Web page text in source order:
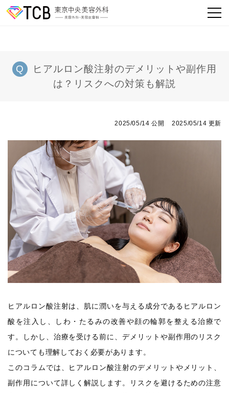
ヒアルロン酸注射のデメリットや副作用
は？リスクへの対策も解説
2025/05/14 公開 2025/05/14 更新
ヒアルロン酸注射は、肌に潤いを与える成分であるヒアルロン
酸を注入し、しわ・たるみの改善や顔の輪郭を整える治療で
す。しかし、治療を受ける前に、デメリットや副作用のリスク
についても理解しておく必要があります。
このコラムでは、ヒアルロン酸注射のデメリットやメリット、
副作用について詳しく解説します。リスクを避けるための注意